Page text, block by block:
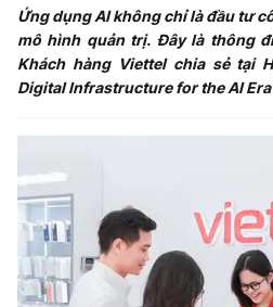
Ứng dụng AI không chỉ là đầu tư
mô hình quản trị. Đây là thông
Khách hàng Viettel chia sẻ tại
Digital Infrastructure for the AI